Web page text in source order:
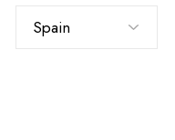
idioma